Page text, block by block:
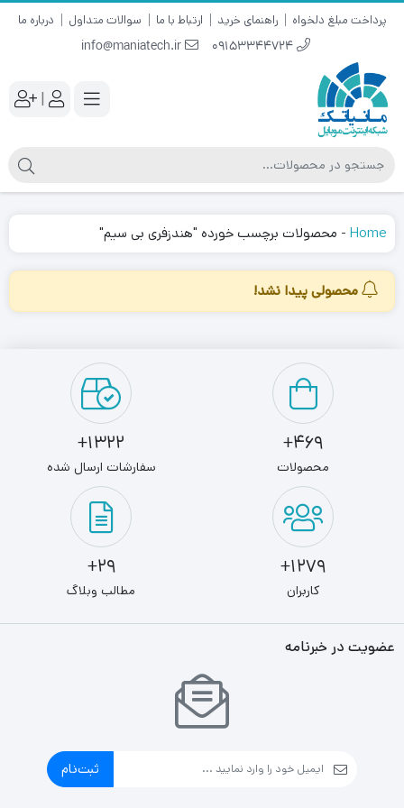
پرداخت مبلغ دلخواه راهنمای خرید ارتباط با ما سوالات متداول درباره ما
09153344724
info@maniatech.ir
|
Home
- محصولات برچسب خورده "هندزفری بی سیم"
محصولی پیدا نشد!
469+
محصولات
1322+
سفارشات ارسال شده
1279+
کاربران
29+
مطالب وبلاگ
عضویت در خبرنامه
ثبت‌نام